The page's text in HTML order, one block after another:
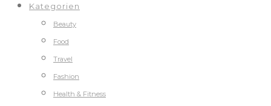
Kategorien
Beauty
Food
Travel
Fashion
Health & Fitness